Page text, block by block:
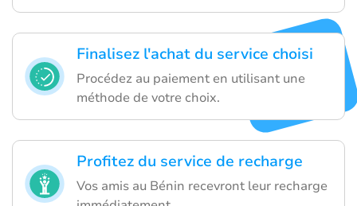
Finalisez l'achat du service choisi
Procédez au paiement en utilisant une
méthode de votre choix.
Profitez du service de recharge
Vos amis au Bénin recevront leur recharge